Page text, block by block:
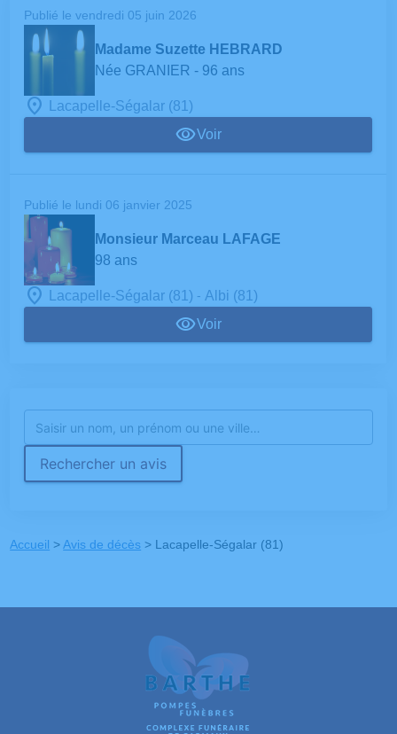
Publié le vendredi 05 juin 2026
Madame Suzette HEBRARD
Née GRANIER - 96 ans
Lacapelle-Ségalar (81)
Voir
Publié le lundi 06 janvier 2025
Monsieur Marceau LAFAGE
98 ans
Lacapelle-Ségalar (81) - Albi (81)
Voir
Rechercher un avis
Accueil > Avis de décès > Lacapelle-Ségalar (81)